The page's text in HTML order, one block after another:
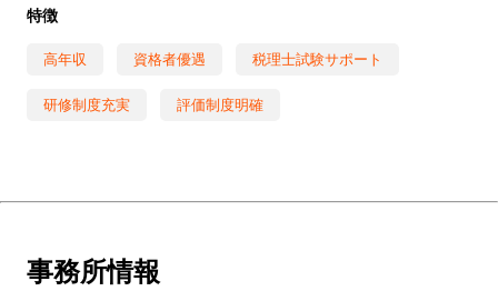
特徴
高年収 資格者優遇 税理士試験サポート
研修制度充実 評価制度明確
事務所情報